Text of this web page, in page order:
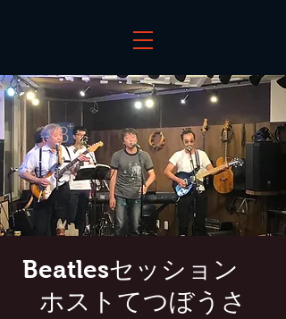
Beatlesセッション
ホストてつぼうさ